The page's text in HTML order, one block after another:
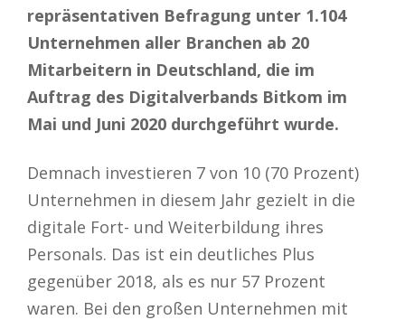
repräsentativen Befragung unter 1.104
Unternehmen aller Branchen ab 20
Mitarbeitern in Deutschland, die im
Auftrag des Digitalverbands Bitkom im
Mai und Juni 2020 durchgeführt wurde.
Demnach investieren 7 von 10 (70 Prozent)
Unternehmen in diesem Jahr gezielt in die
digitale Fort- und Weiterbildung ihres
Personals. Das ist ein deutliches Plus
gegenüber 2018, als es nur 57 Prozent
waren. Bei den großen Unternehmen mit